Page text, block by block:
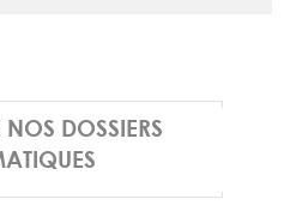
NOS DOSSIERS